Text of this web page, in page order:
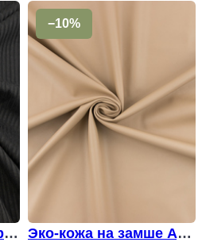
−10%
Эко-кожа на замше Арт.